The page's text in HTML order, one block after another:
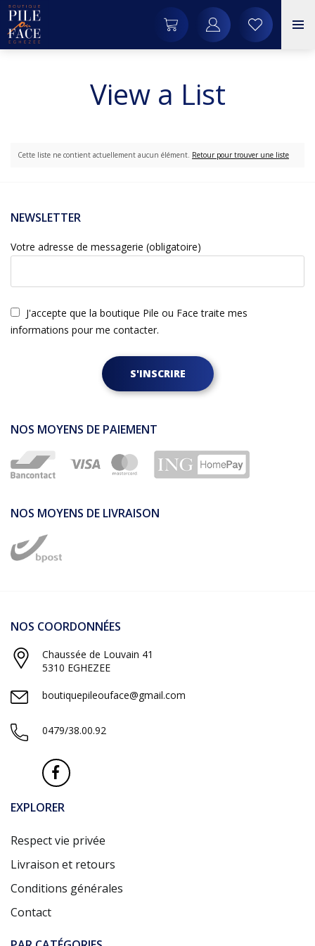
View a List
Cette liste ne contient actuellement aucun élément. Retour pour trouver une liste
NEWSLETTER
Votre adresse de messagerie (obligatoire)
J'accepte que la boutique Pile ou Face traite mes
informations pour me contacter.
S'INSCRIRE
NOS MOYENS DE PAIEMENT
NOS MOYENS DE LIVRAISON
NOS COORDONNÉES
Chaussée de Louvain 41
5310 EGHEZEE
boutiquepileouface@gmail.com
0479/38.00.92
EXPLORER
Respect vie privée
Livraison et retours
Conditions générales
Contact